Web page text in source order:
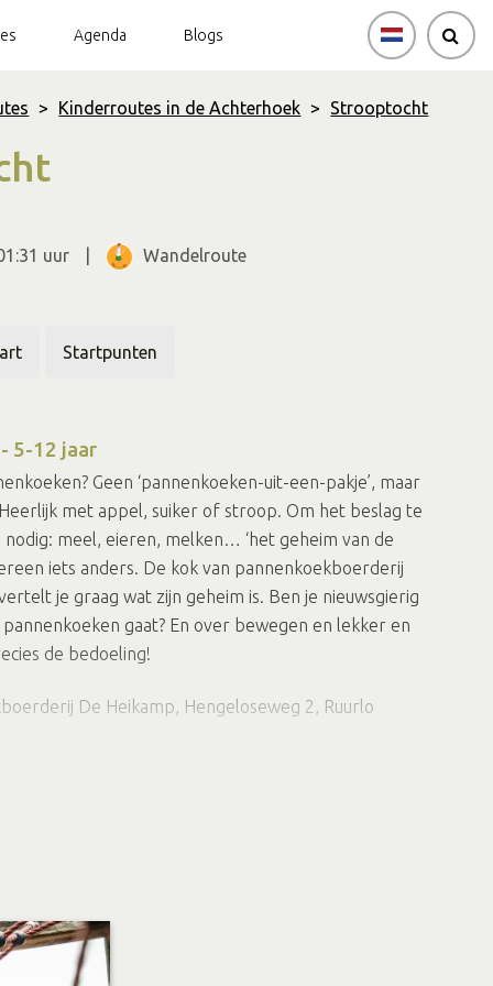
Agenda Blogs
> Kinderroutes in de Achterhoek > Strooptocht
uur Wandelroute
Startpunten
5-12 jaar
Geen ‘pannenkoeken-uit-een-pakje’, maar
met appel, suiker of stroop. Om het beslag te
meel, eieren, melken… ‘het geheim van de
iets anders. De kok van pannenkoekboerderij
je graag wat zijn geheim is. Ben je nieuwsgierig
gaat? En over bewegen en lekker en
de bedoeling!
De Heikamp, Hengeloseweg 2, Ruurlo